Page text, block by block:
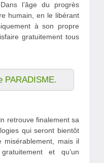
l’âge du progrès
humain, en le libérant
à son propre
gratuitement tous
PARADISME.
retrouve finalement sa
qui seront bientôt
mais il
et qu’un